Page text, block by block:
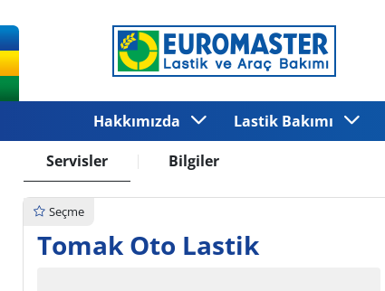
Hakkımızda Lastik Bakımı
Servisler Bilgiler
Seçme
Tomak Oto Lastik